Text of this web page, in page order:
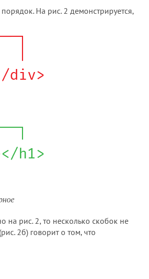
На рис. 2 демонстрируется,
на рис. 2, то несколько скобок не
2б) говорит о том, что